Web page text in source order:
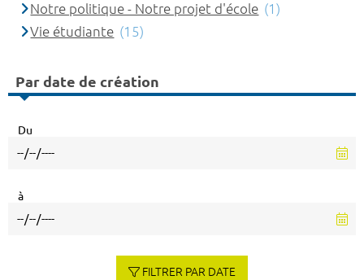
Notre politique - Notre projet d'école (1)
Vie étudiante (15)
Par date de création
Du
à
FILTRER PAR DATE